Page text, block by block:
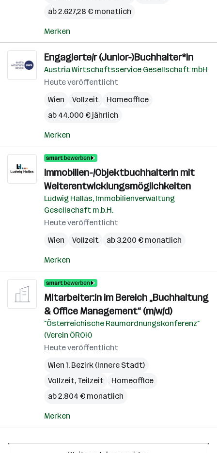
ab 2.627,28 € monatlich
Merken
Engagierte/r (Junior-)Buchhalter*in
Austria Wirtschaftsservice Gesellschaft mbH
Heute veröffentlicht
Wien
Vollzeit
Homeoffice
ab 44.000 € jährlich
Merken
Immobilien-/ObjektbuchhalterIn mit
Weiterentwicklungsmöglichkeiten
Ludwig Hallas, Immobilienverwaltung
Gesellschaft m.b.H.
Heute veröffentlicht
Wien
Vollzeit ab 3.200 € monatlich
Merken
Mitarbeiter:in im Bereich „Buchhaltung
& Office Management“ (m/w/d)
"Österreichische Raumordnungskonferenz"
(Verein ÖROK)
Heute veröffentlicht
Wien 1. Bezirk (Innere Stadt)
Vollzeit, Teilzeit
Homeoffice
ab 2.804 € monatlich
Merken